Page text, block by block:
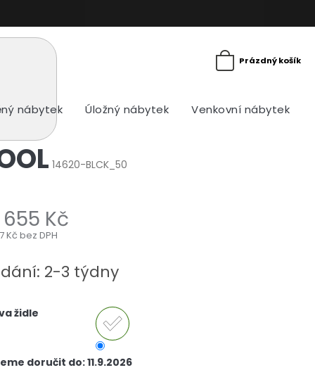
Prázdný košík
nábytek Úložný nábytek Venkovní nábytek
14620-BLCK_50
655 Kč
Kč bez DPH
2-3 týdny
židle
doručit do:11.9.2026